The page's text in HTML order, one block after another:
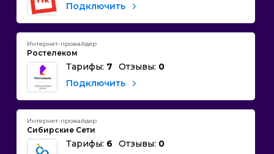
Подключить
Интернет-провайдер
Ростелеком
Тарифы: 7 Отзывы: 0
Подключить
Интернет-провайдер
Сибирские Сети
Тарифы: 6 Отзывы: 0